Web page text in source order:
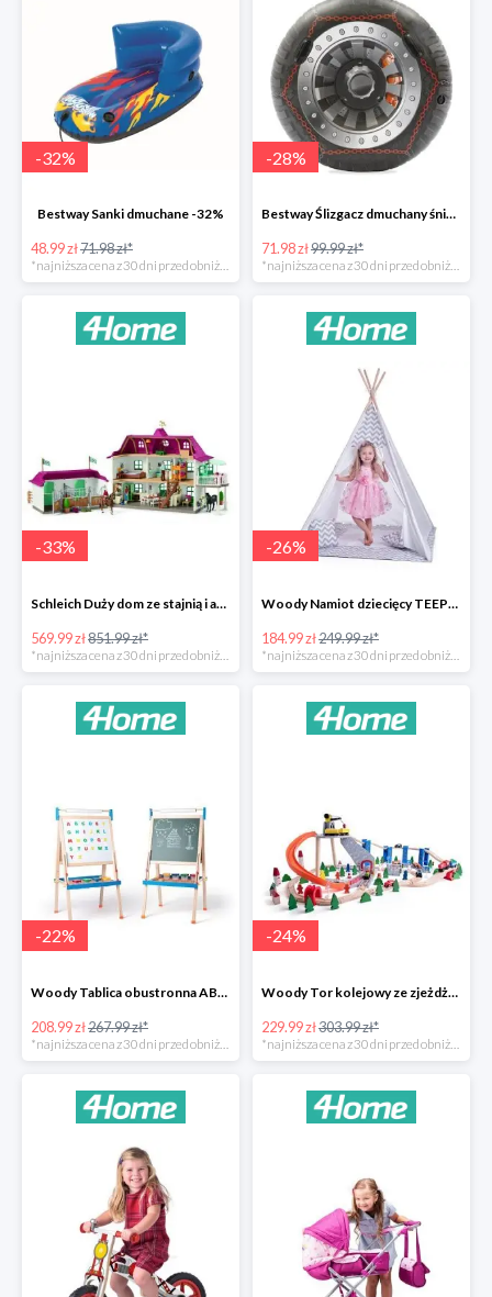
-32%
Bestway Sanki dmuchane -32%
48.99 zł71.98 zł*
*najniższa cena z 30 dni przed obniżką
-28%
Bestway Ślizgacz dmuchany śniegowy H2OGO -28%
71.98 zł99.99 zł*
*najniższa cena z 30 dni przed obniżką
-33%
Schleich Duży dom ze stajnią i akcesoriami -33%
569.99 zł851.99 zł*
-26%
Woody Namiot dziecięcy TEEPEE -26%
184.99 zł249.99 zł*
-22%
Woody Tablica obustronna ABC -22%
208.99 zł267.99 zł*
*najniższa cena z 30 dni przed obniżką
-24%
Woody Tor kolejowy ze zjeżdżalnią i żurawiem -24%
229.99 zł303.99 zł*
*najniższa cena z 30 dni przed obniżką